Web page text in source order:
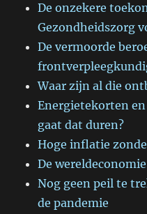
De onzekere
Gezondheidszorg
De vermoorde
Waar zijn al die
Energietekorten
gaat dat duren?
Hoge inflatie
De
Nog geen peil te
de pandemie